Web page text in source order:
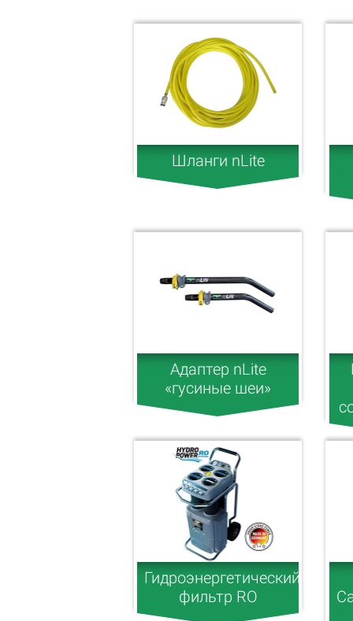
Шланги nLite
Адаптер nLite
«гусиные шеи»
Гидроэнергетический
фильтр RO